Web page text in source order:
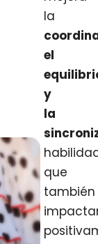
la
el
y
la
que
también